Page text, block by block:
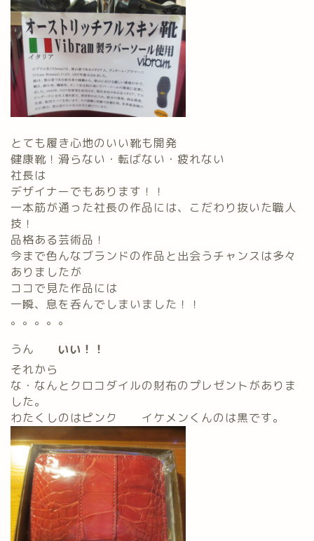
とても履き心地のいい靴も開発
健康靴！滑らない・転ばない・疲れない
社長は
デザイナーでもあります！！
一本筋が通った社長の作品には、こだわり抜いた職人
技！
品格ある芸術品！
今まで色んなブランドの作品と出会うチャンスは多々
ありましたが
ココで見た作品には
一瞬、息を呑んでしまいました！！
。。。。。
うん
いい！！
それから
な・なんとクロコダイルの財布のプレゼントがありま
した。
わたくしのはピンク イケメンくんのは黒です。